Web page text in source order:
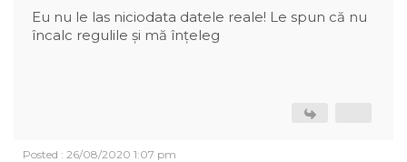
Eu nu le las niciodata datele reale! Le spun că nu
încalc regulile și mă înțeleg
Posted : 26/08/2020 1:07 pm